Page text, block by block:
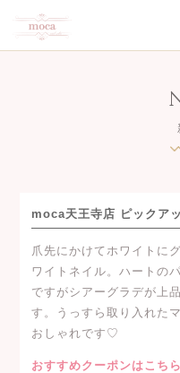
moca天王寺店 ピックア
爪先にかけてホワイトに
ワイトネイル。ハートの
ですがシアーグラデが上
す。うっすら取り入れた
おしゃれです♡
おすすめクーポンはこちら